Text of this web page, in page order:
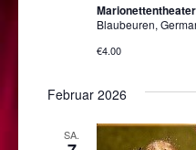
Blaubeuren,
€4.00
Februar 2026
SA.